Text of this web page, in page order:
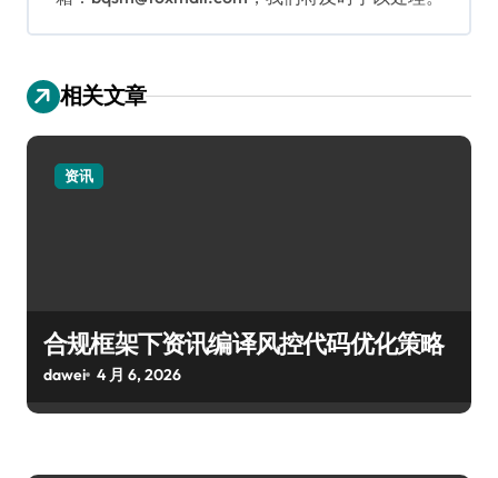
相关文章
资讯
合规框架下资讯编译风控代码优化策略
dawei 4 月 6, 2026